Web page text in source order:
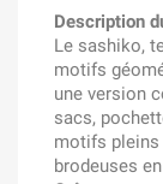
Description
Le sashiko,
motifs
une version
sacs,
motifs pleins
brodeuses